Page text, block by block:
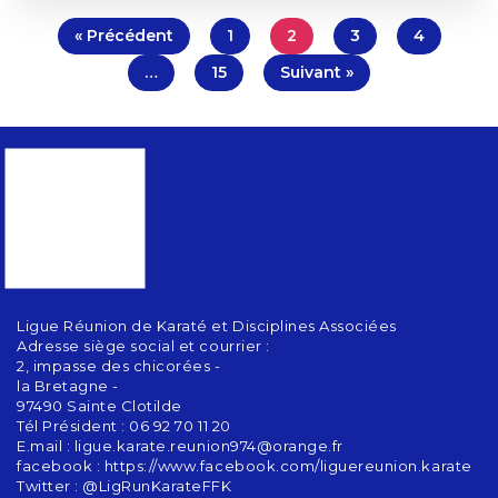
« Précédent 1 2 3
4
…
15 Suivant »
Ligue Réunion de Karaté et Disciplines Associées
Adresse siège social et courrier :
2, impasse des chicorées -
la Bretagne -
97490 Sainte Clotilde
Tél Président : 06 92 70 11 20
E.mail : ligue.karate.reunion974@orange.fr
facebook : https://www.facebook.com/liguereunion.karate
Twitter : @LigRunKarateFFK